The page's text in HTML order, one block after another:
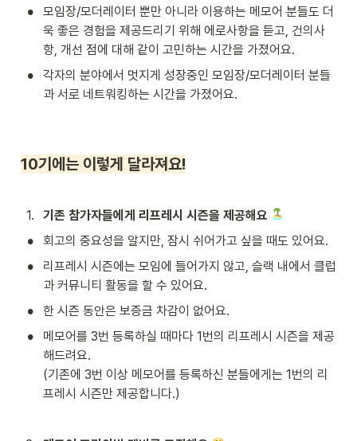
•
모임장/모더레이터 뿐만 아니라 이용하는 메모어 분들도 더
욱 좋은 경험을 제공드리기 위해 에로사항을 듣고, 건의사
항, 개선 점에 대해 같이 고민하는 시간을 가졌어요.
•
각자의 분야에서 멋지게 성장중인 모임장/모더레이터 분들
과 서로 네트워킹하는 시간을 가졌어요.
10기에는 이렇게 달라져요!
1. 기존 참가자들에게 리프레시 시즌을 제공해요
• 회고의 중요성을 알지만, 잠시 쉬어가고 싶을 때도 있어요.
•
리프레시 시즌에는 모임에 들어가지 않고, 슬랙 내에서 클럽
과 커뮤니티 활동을 할 수 있어요.
• 한 시즌 동안은 보증금 차감이 없어요.
•
메모어를 3번 등록하실 때마다 1번의 리프레시 시즌을 제공
해드려요.
(기존에 3번 이상 메모어를 등록하신 분들에게는 1번의 리
프레시 시즌만 제공합니다.)